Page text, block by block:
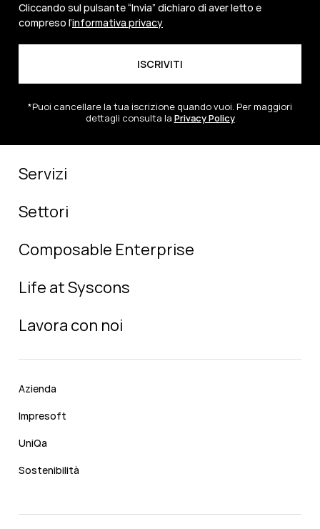
Cliccando sul pulsante “Invia” dichiaro di aver letto e
compreso l’informativa privacy
*Puoi cancellare la tua iscrizione quando vuoi. Per maggiori
dettagli consulta la Privacy Policy
Servizi
Settori
Composable Enterprise
Life at Syscons
Lavora con noi
Azienda
Impresoft
UniQa
Sostenibilità